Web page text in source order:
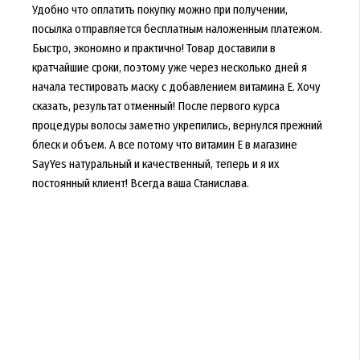
Удобно что оплатить покупку можно при получении,
посылка отправляется бесплатным наложенным платежом.
Быстро, экономно и практично! Товар доставили в
кратчайшие сроки, поэтому уже через несколько дней я
начала тестировать маску с добавлением витамина Е. Хочу
сказать, результат отменный! После первого курса
процедуры волосы заметно укрепились, вернулся прежний
блеск и объем. А все потому что витамин Е в магазине
SayYes натуральный и качественный, теперь и я их
постоянный клиент! Всегда ваша Станислава.